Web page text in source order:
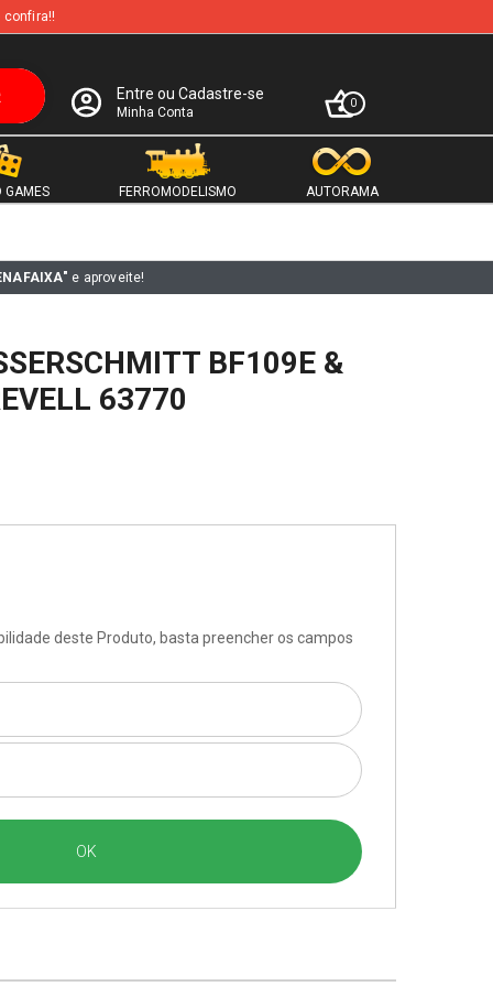
confira!!
Entre ou Cadastre-se
Minha Conta
0
GAMES FERROMODELISMO AUTORAMA
e aproveite!
BF109E &
63770
deste Produto, basta preencher os campos